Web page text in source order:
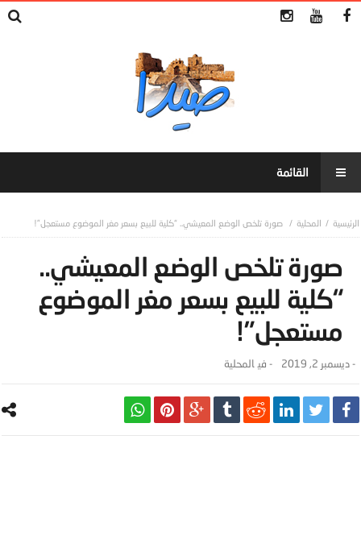
المحلية صورة تلخص الوضع المعيشي.. “كلية للبيع بسعر مغر الموضوع مستعجل”!
صورة تلخص الوضع المعيشي..
“كلية للبيع بسعر مغر الموضوع
مستعجل”!
-ديسمبر 2, 2019 - ‎في المحلية